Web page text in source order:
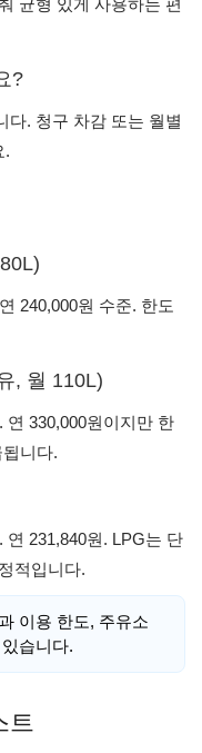
균형 있게 사용하는 편
?
다. 청구 차감 또는 월별
.
240,000원 수준. 한도
, 월 110L)
연 330,000원이지만 한
니다.
연 231,840원. LPG는 단
적입니다.
이용 한도, 주유소
습니다.
트